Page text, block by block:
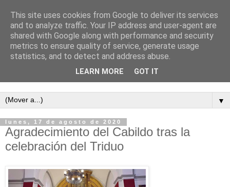
Semanario independiente de Calañas
▼
lunes, 17 de agosto de 2020
Agradecimiento del Cabildo tras la
celebración del Triduo
This site uses cookies from Google to deliver its services
and to analyze traffic. Your IP address and user-agent are
shared with Google along with performance and security
metrics to ensure quality of service, generate usage
statistics, and to detect and address abuse.
LEARN MORE GOT IT